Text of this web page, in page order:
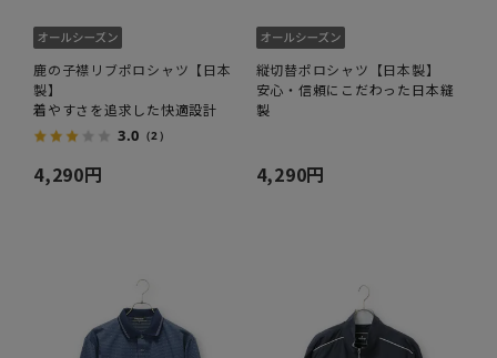
鹿の子襟リブポロシャツ【日本
製】
着やすさを追求した快適設計
3.0 （2）
4,290円
縦切替ポロシャツ【日本製】
安心・信頼にこだわった日本縫
製
4,290円